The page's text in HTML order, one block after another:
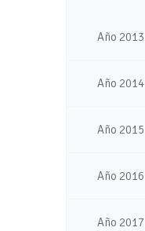
Año 2013
Año 2014
Año 2015
Año 2016
Año 2017